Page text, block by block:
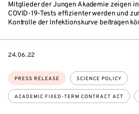
Mitglieder der Jungen Akademie zeigen
COVID-19-Tests effizienter werden und
Kontrolle der Infektionskurve beitragen
Topics:
PRESS RELEASE SCIENCE POLICY
ACADEMIC FIXED-TERM CONTRACT ACT
DATE
24.06.22